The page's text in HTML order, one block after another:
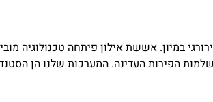
במיון. אששת אילון פיתחה טכנולוגיה
הפירות העדינה. המערכות שלנו הן